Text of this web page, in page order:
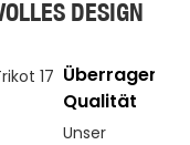
DESIGN
Überragende
Qualität
Unser